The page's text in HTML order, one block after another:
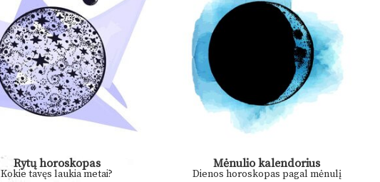
Rytų horoskopas
Kokie tavęs laukia metai?
Mėnulio kalendorius
Dienos horoskopas pagal mėnulį